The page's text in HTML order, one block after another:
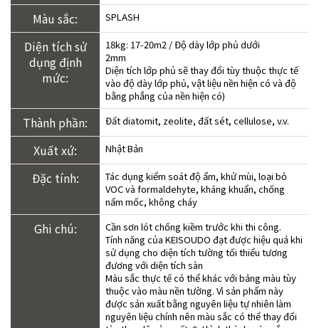
Màu sắc: SPLASH
Diện tích sử
dụng định
mức:
18kg: 17-20m2 / Độ dày lớp phủ dưới
2mm
Diện tích lớp phủ sẽ thay đổi tùy thuộc thực tế
vào độ dày lớp phủ, vật liệu nền hiện có và độ
bằng phẳng của nền hiện có)
Thành phần: Đất diatomit, zeolite, đất sét, cellulose, v.v.
Xuất xứ: Nhật Bản
Đặc tính:
Tác dụng kiểm soát độ ẩm, khử mùi, loại bỏ
VOC và formaldehyte, kháng khuẩn, chống
nấm mốc, không cháy
Ghi chú:
Cần sơn lót chống kiềm trước khi thi công.
Tính năng của KEISOUDO đạt được hiệu quả khi
sử dụng cho diện tích tường tối thiểu tương
đương với diện tích sàn
Màu sắc thực tế có thể khác với bảng màu tùy
thuộc vào màu nền tường. Vì sản phẩm này
được sản xuất bằng nguyên liệu tự nhiên làm
nguyên liệu chính nên màu sắc có thể thay đổi